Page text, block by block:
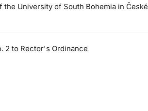
University of South Bohemia in České
2 to Rector's Ordinance